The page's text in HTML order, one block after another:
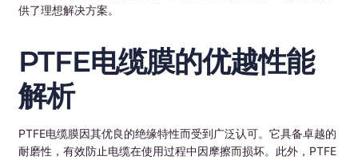
供了理想解决方案。
PTFE电缆膜的优越性能
解析
PTFE电缆膜因其优良的绝缘特性而受到广泛认可。它具备卓越的
耐磨性，有效防止电缆在使用过程中因摩擦而损坏。此外，PTFE